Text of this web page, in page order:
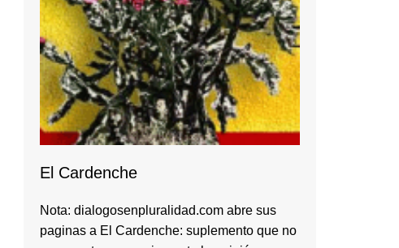
El Cardenche
Nota: dialogosenpluralidad.com abre sus
paginas a El Cardenche: suplemento que no